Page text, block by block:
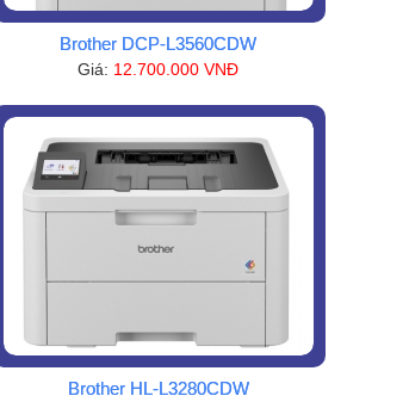
Brother DCP-L3560CDW
Giá: 12.700.000 VNĐ
Brother HL-L3280CDW